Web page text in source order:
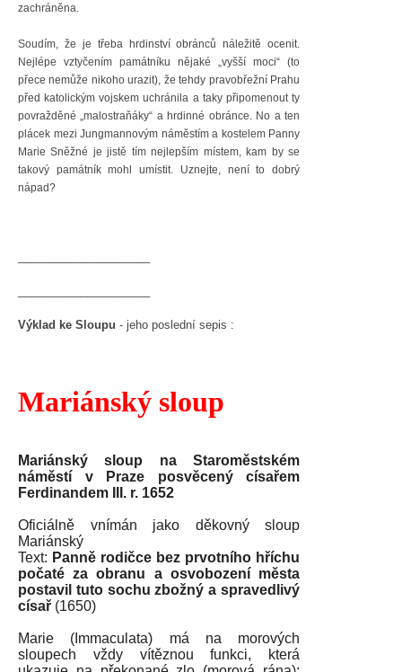
zachráněna.
Soudím, že je třeba hrdinství obránců náležitě ocenit.
Nejlépe vztyčením památníku nějaké „vyšší moci“ (to
přece nemůže nikoho urazit), že tehdy pravobřežní Prahu
před katolickým vojskem uchránila a taky připomenout ty
povražděné „malostraňáky“ a hrdinné obránce. No a ten
plácek mezi Jungmannovým náměstím a kostelem Panny
Marie Sněžné je jistě tím nejlepším místem, kam by se
takový památník mohl umístit. Uznejte, není to dobrý
nápad?
Výklad ke Sloupu - jeho poslední sepis :
Mariánský sloup
Mariánský sloup na Staroměstském
náměstí v Praze posvěcený císařem
Ferdinandem III. r. 1652
Oficiálně vnímán jako děkovný sloup
Mariánský
Text: Panně rodičce bez prvotního hříchu
počaté za obranu a osvobození města
postavil tuto sochu zbožný a spravedlivý
císař (1650)
Marie (Immaculata) má na morových
sloupech vždy vítěznou funkci, která